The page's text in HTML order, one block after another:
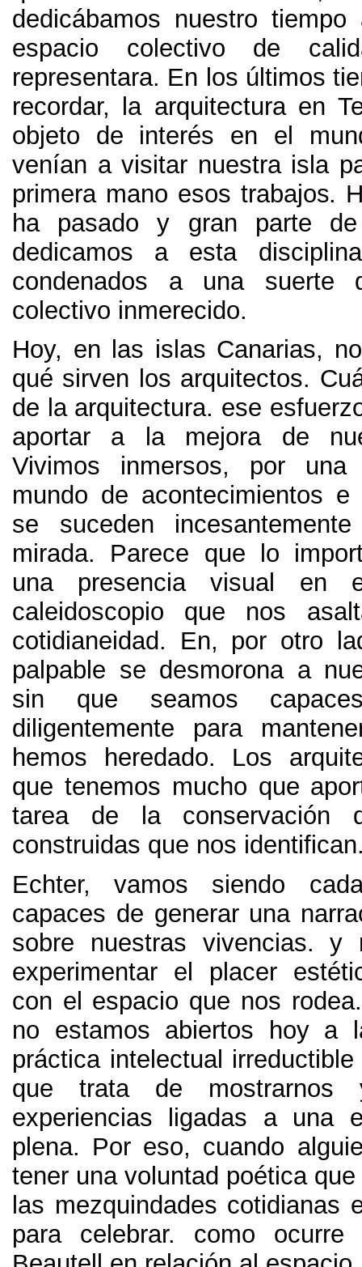
dedicábamos nuestro
espacio colectivo de
representara. En los últimos
recordar, la arquitectura en
objeto de interés en el
venían a visitar nuestra isla
primera mano esos trabajos.
ha pasado y gran parte
dedicamos a esta
condenados a una suerte
colectivo inmerecido.
Hoy, en las islas Canarias,
qué sirven los arquitectos.
de la arquitectura. ese
aportar a la mejora de
Vivimos inmersos, por una
mundo de acontecimientos e
se suceden
mirada. Parece que lo
una presencia visual en
caleidoscopio que nos
cotidianeidad. En, por otro
palpable se desmorona a
sin que seamos
diligentemente para
hemos heredado. Los
que tenemos mucho que
tarea de la conservación
construidas que nos identifican
Echter,vamos siendo
capaces de generar una
sobre nuestras vivencias.y
experimentar el placer
con el espacio que nos rodea
no estamos abiertos hoy a
práctica intelectual
que trata de mostrarnos
experiencias ligadas a una
plena. Por eso, cuando
tener una voluntad poética
las mezquindades cotidianas
para celebrar. como ocurre